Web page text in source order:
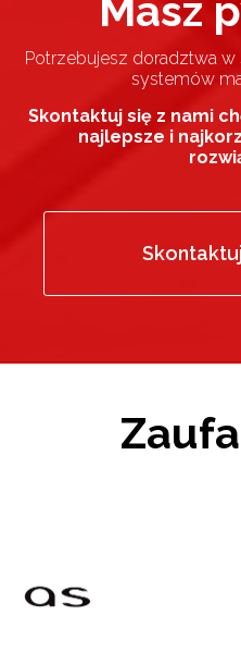
Masz
Potrzebujesz doradztwa
systemów
Skontaktuj się z nami
najlepsze i